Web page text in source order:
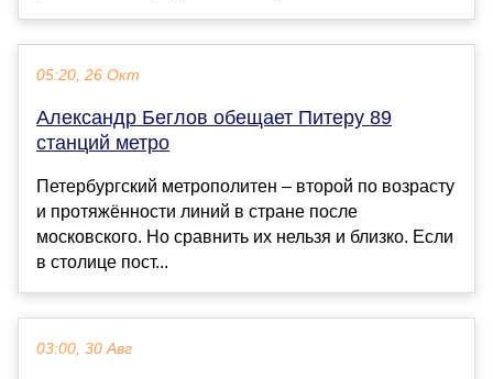
05:20, 26 Окт
Александр Беглов обещает Питеру 89
станций метро
Петербургский метрополитен – второй по возрасту
и протяжённости линий в стране после
московского. Но сравнить их нельзя и близко. Если
в столице пост...
03:00, 30 Авг